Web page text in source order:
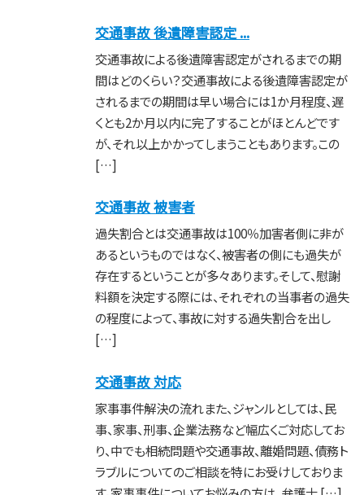
交通事故 後遺障害認定 ...
交通事故による後遺障害認定がされるまでの期
間はどのくらい？交通事故による後遺障害認定が
されるまでの期間は早い場合には1か月程度、遅
くとも2か月以内に完了することがほとんどです
が、それ以上かかってしまうこともあります。この
[…]
交通事故 被害者
過失割合とは交通事故は100％加害者側に非が
あるというものではなく、被害者の側にも過失が
存在するということが多々あります。そして、慰謝
料額を決定する際には、それぞれの当事者の過失
の程度によって、事故に対する過失割合を出し
[…]
交通事故 対応
家事事件解決の流れまた、ジャンルとしては、民
事、家事、刑事、企業法務など幅広くご対応してお
り、中でも相続問題や交通事故、離婚問題、債務ト
ラブルについてのご相談を特にお受けしておりま